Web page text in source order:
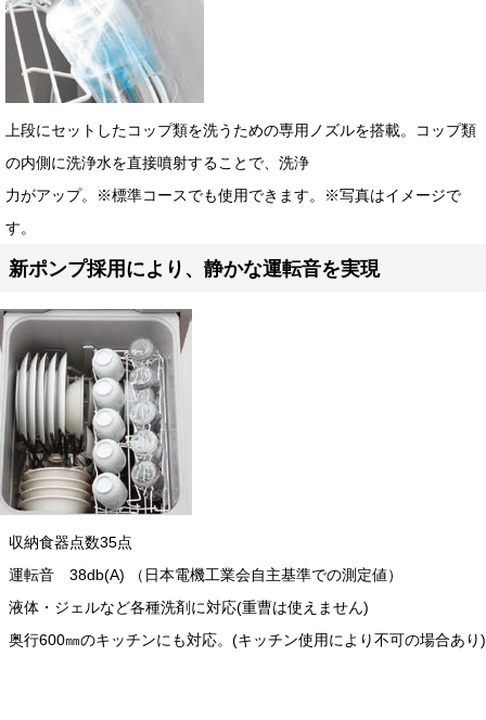
上段にセットしたコップ類を洗うための専用ノズルを搭載。コップ類
の内側に洗浄水を直接噴射することで、洗浄
力がアップ。※標準コースでも使用できます。※写真はイメージで
す。
新ポンプ採用により、静かな運転音を実現
収納食器点数35点
運転音 38db(A) （日本電機工業会自主基準での測定値）
液体・ジェルなど各種洗剤に対応(重曹は使えません)
奥行600㎜のキッチンにも対応。(キッチン使用により不可の場合あり)